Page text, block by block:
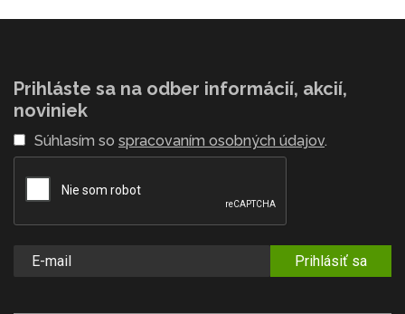
Prihláste sa na odber informácií, akcií,
noviniek
Súhlasím so spracovaním osobných údajov.
Prihlásiť sa